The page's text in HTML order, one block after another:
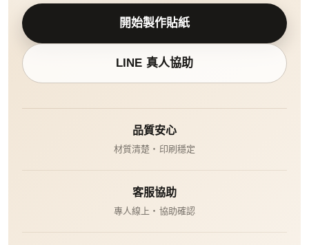
開始製作貼紙
LINE 真人協助
品質安心
材質清楚・印刷穩定
客服協助
專人線上・協助確認